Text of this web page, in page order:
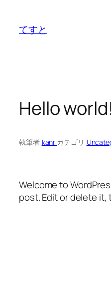
てすと
Hello world!
執筆者:kanriカテゴリ:
Welcome to
post. Edit or delete